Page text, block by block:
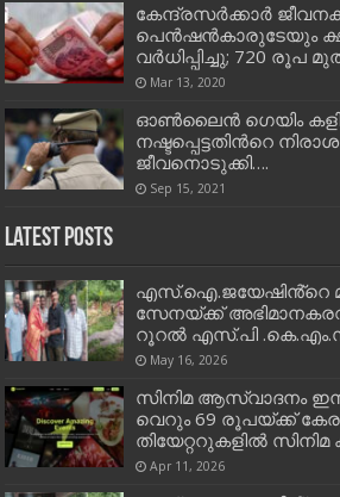
കേന്ദ്രസര്‍ക്കാര്‍
പെന്‍ഷന്‍കാരുടേയും
വര്‍ധിപ്പിച്ചു; 720 രൂപ
Mar 13, 2020
ഓണ്‍ലൈന്‍ ഗെയിം
നഷ്ടപ്പെട്ടതിന്‍റെ
ജീവനൊടുക്കി….
Sep 15, 2021
Latest Posts
എസ്.ഐ.ജയേഷിൻ്റെ
സേനയ്ക്ക്
റൂറൽ എസ്.പി
May 16, 2026
സിനിമ ആസ്വാദനം
വെറും 69 രൂപയ്ക്ക്
തിയേറ്ററുകളിൽ
Apr 11, 2026